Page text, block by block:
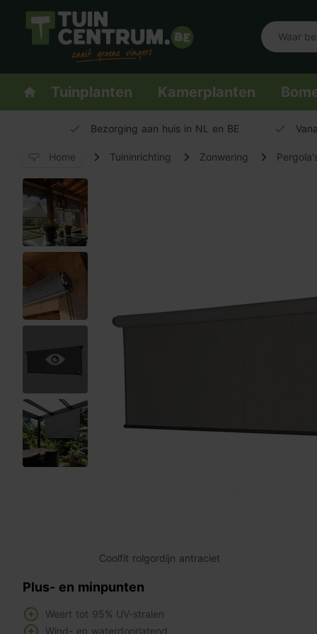
Logo Tuincentrum.be
Homepage
Tuinplanten Kamerplanten
Bezorging aan huis in NL en BE
Home Tuininrichting Zonwering
Coolfit rolgordijn antraciet
Plus- en minpunten
Weert tot 95% UV-stralen
Wind- en waterdoorlatend